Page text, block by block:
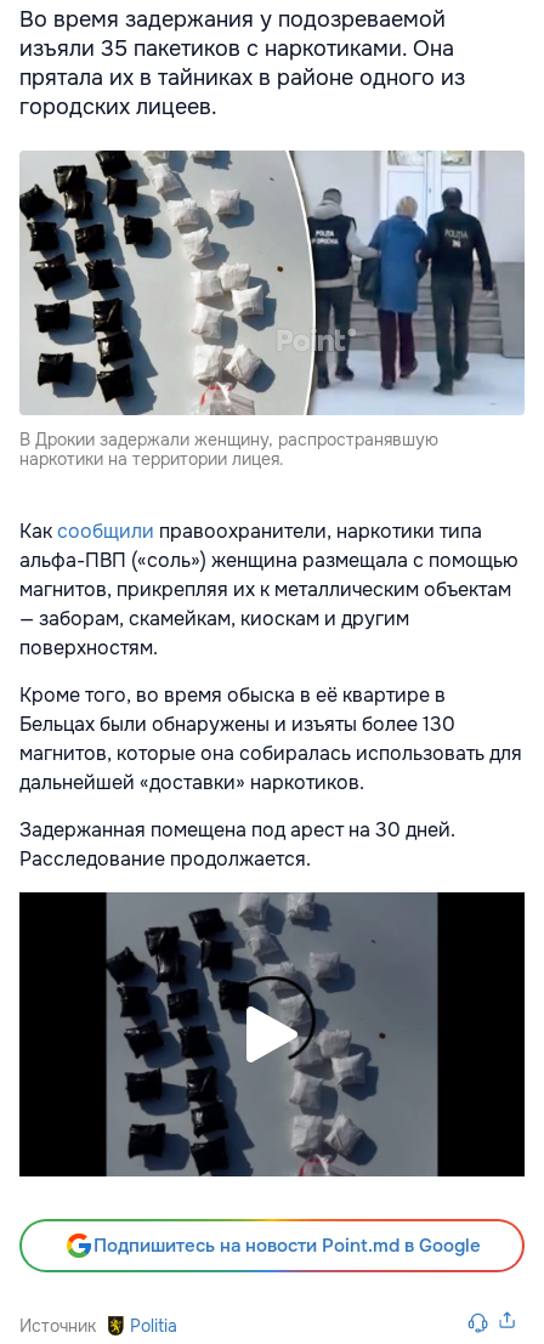
Во время задержания у подозреваемой
изъяли 35 пакетиков с наркотиками. Она
прятала их в тайниках в районе одного из
городских лицеев.
В Дрокии задержали женщину, распространявшую
наркотики на территории лицея.
Каксообщили правоохранители, наркотики типа
альфа-ПВП («соль») женщина размещала с помощью
магнитов, прикрепляя их к металлическим объектам
— заборам, скамейкам, киоскам и другим
поверхностям.
Кроме того, во время обыска в её квартире в
Бельцах были обнаружены и изъяты более 130
магнитов, которые она собиралась использовать для
дальнейшей «доставки» наркотиков.
Задержанная помещена под арест на 30 дней.
Расследование продолжается.
Подпишитесь на новости Point.md в Google
Источник Politia